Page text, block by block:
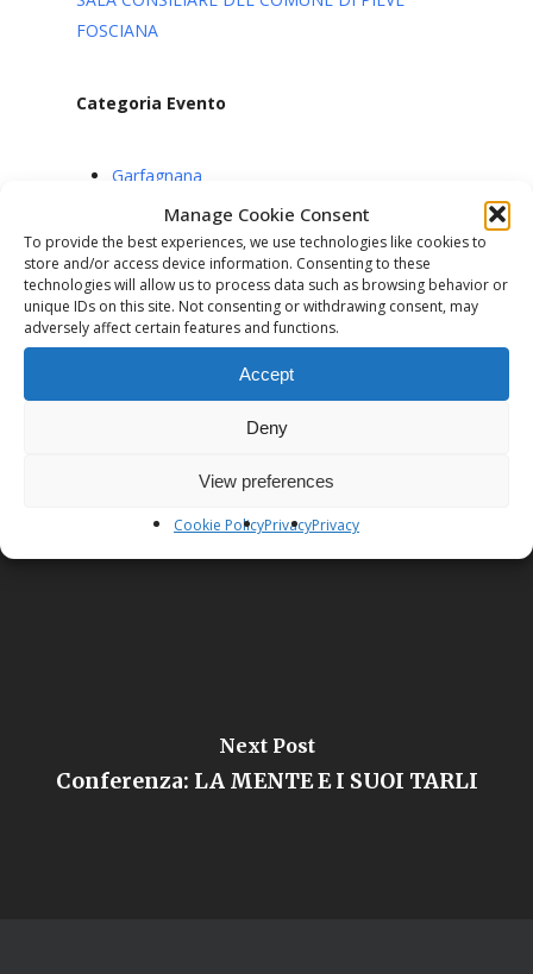
Manage Cookie Consent
To provide the best experiences, we use technologies like cookies to
store and/or access device information. Consenting to these
technologies will allow us to process data such as browsing behavior or
unique IDs on this site. Not consenting or withdrawing consent, may
adversely affect certain features and functions.
Accept
Deny
View preferences
Cookie PolicyPrivacyPrivacy
FOSCIANA
Categoria Evento
Garfagnana
Visualizzazioni : 452
Conferenza: IL SILENZIO DEL CUORE
Next Post
Conferenza: LA MENTE E I SUOI TARLI